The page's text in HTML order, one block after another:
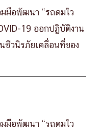
มือพัฒนา “รถดมไว
19 ออกปฏิบัติงาน
ชีวนิรภัยเคลื่อนที่ของ
มือพัฒนา “รถดมไว